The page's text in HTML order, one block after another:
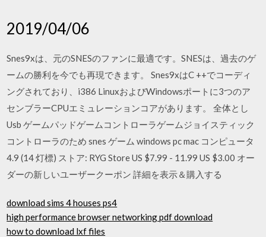
2019/04/06
Snes9xは、元のSNESのファンに最適です。SNESは、過去のゲ
ームの勝利を今でも再現できます。 Snes9xはC ++でコーディ
ングされており、i386 LinuxおよびWindowsポートに3つのア
センブラーCPUエミュレーションコアがあります。 全体とし
Usb ゲームパッドゲームコントローラゲームジョイスティック
コントローラのため snes ゲーム windows pc mac コンピュータ
4.9 (14 灯標) ストア: RYG Store US $7.99 - 11.99 US $3.00 オー
ダーの新しいユーザークーポン 詳細を表示＆購入する
download sims 4 houses ps4
high performance browser networking pdf download
how to download lxf files